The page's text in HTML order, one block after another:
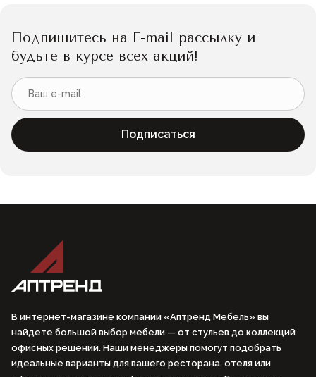
Подпишитесь на E-mail рассылку и
будьте в курсе всех акций!
Подписаться
В интернет-магазине компании «Аптренд Мебель» вы
найдете большой выбор мебели — от стульев до коллекций
офисных решений. Наши менеджеры помогут подобрать
идеальные варианты для вашего ресторана, отеля или